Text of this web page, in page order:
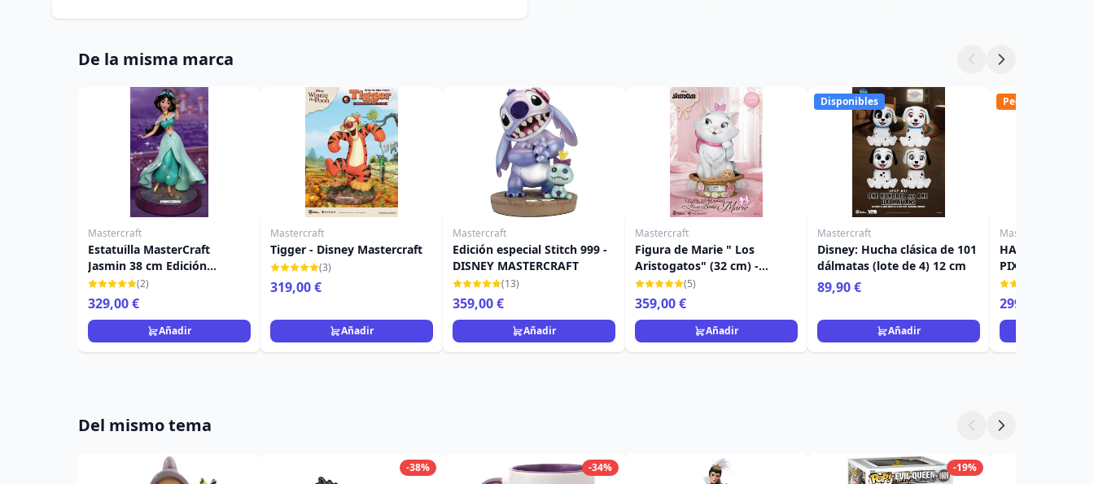
De la misma marca
Mastercraft
Estatuilla MasterCraft
Jasmin 38 cm Edición
limitada - Disney Aladdín
(2)
329,00 €
Añadir
Mastercraft
Tigger - Disney Mastercraft
(3)
319,00 €
Añadir
Mastercraft
Edición especial Stitch 999 -
DISNEY MASTERCRAFT
(13)
359,00 €
Añadir
Mastercraft
Figura de Marie " Los
Aristogatos" (32 cm) -
Disney Aristogatos
(5)
359,00 €
Añadir
Disponibles
Mastercraft
Disney: Hucha clásica de 101
dálmatas (lote de 4) 12 cm
89,90 €
Añadir
Pedido anticipado
Mastercraft
HAMM TOY
PIXAR
299,00 €
Del mismo tema
-38% -34% -19%